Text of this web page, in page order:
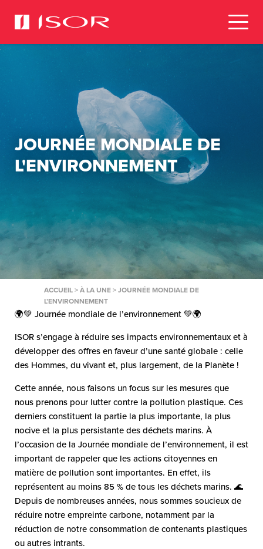
JOURNÉE MONDIALE DE
L'ENVIRONNEMENT
ACCUEIL > À LA UNE > JOURNÉE MONDIALE DE
L’ENVIRONNEMENT
🌍💚 Journée mondiale de l’environnement 💚🌍
ISOR s’engage à réduire ses impacts environnementaux et à
développer des offres en faveur d’une santé globale : celle
des Hommes, du vivant et, plus largement, de la Planète !
Cette année, nous faisons un focus sur les mesures que
nous prenons pour lutter contre la pollution plastique. Ces
derniers constituent la partie la plus importante, la plus
nocive et la plus persistante des déchets marins. À
l’occasion de la Journée mondiale de l’environnement, il est
important de rappeler que les actions citoyennes en
matière de pollution sont importantes. En effet, ils
représentent au moins 85 % de tous les déchets marins. 🌊
Depuis de nombreuses années, nous sommes soucieux de
réduire notre empreinte carbone, notamment par la
réduction de notre consommation de contenants plastiques
ou autres intrants.